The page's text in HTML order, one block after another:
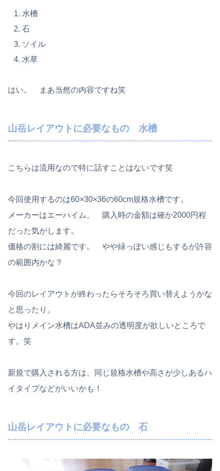
水槽
石
ソイル
水草
はい。 まあ当然の内容ですね笑
山岳レイアウトに必要なもの 水槽
こちらは流用なので特に話すことはないです笑
今回使用するのは60×30×36の60cm規格水槽です。
メーカーはエーハイム。 購入時の金額は確か2000円程
だった気がします。
価格の割には綺麗です。 やや緑っぽい感じもするが許容
の範囲内かな？
今回のレイアウトが終わったらそろそろ買い替えようかな
と思ったり。
やはりメイン水槽はADA並みの透明度が欲しいところで
す。笑
新規で購入される方は、同じ規格水槽や高さが少しあるハ
イタイプなどがいいかも！
山岳レイアウトに必要なもの 石